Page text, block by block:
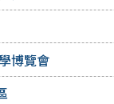
博覽會